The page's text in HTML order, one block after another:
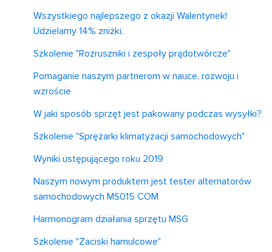
Wszystkiego najlepszego z okazji Walentynek!
Udzielamy 14% zniżki.
Szkolenie "Rozruszniki i zespoły prądotwórcze"
Pomaganie naszym partnerom w nauce, rozwoju i
wzroście
W jaki sposób sprzęt jest pakowany podczas wysyłki?
Szkolenie "Sprężarki klimatyzacji samochodowych"
Wyniki ustępującego roku 2019
Naszym nowym produktem jest tester alternatorów
samochodowych MS015 COM
Harmonogram działania sprzętu MSG
Szkolenie "Zaciski hamulcowe"